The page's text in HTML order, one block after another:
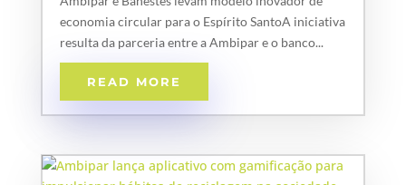
economia circular para o Espírito SantoA iniciativa
resulta da parceria entre a Ambipar e o banco...
READ MORE